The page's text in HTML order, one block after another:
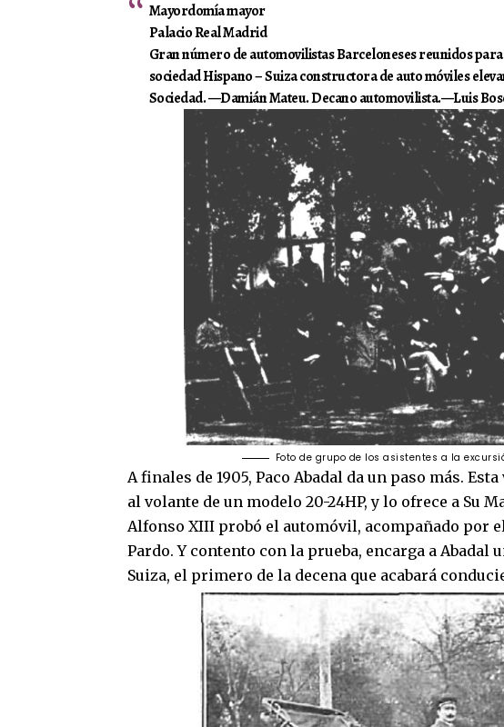
Mayordomía mayor
Palacio Real Madrid
Gran número de automovilistas Barceloneses reunidos
sociedad Hispano – Suiza constructora de auto móviles
Sociedad. —Damián Mateu. Decano automovilista.—Luis
Foto de grupo de los asistentes a la
A finales de 1905, Paco Abadal da un paso más.
al volante de un modelo 20-24HP, y lo ofrece a Su
Alfonso XIII probó el automóvil, acompañado por
Pardo. Y contento con la prueba, encarga a
Suiza, el primero de la decena que acabará